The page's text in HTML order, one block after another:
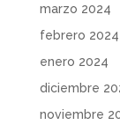
marzo 2024
febrero 2024
enero 2024
diciembre
noviembre